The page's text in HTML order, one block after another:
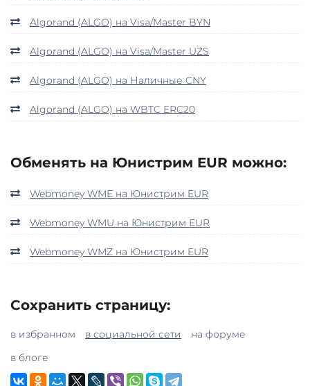
Algorand (ALGO) на Visa/Master BYN
Algorand (ALGO) на Visa/Master UZS
Algorand (ALGO) на Наличные CNY
Algorand (ALGO) на WBTC ERC20
Обменять на Юнистрим EUR можно:
Webmoney WME на Юнистрим EUR
Webmoney WMU на Юнистрим EUR
Webmoney WMZ на Юнистрим EUR
Сохранить страницу:
в избранном в социальной сети
на форуме
в блоге